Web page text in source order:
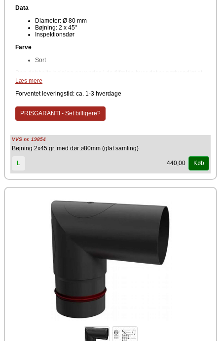
Data
Diameter: Ø 80 mm
Bøjning: 2 x 45°
Inspektionsdør
Farve
Sort
Den dobbelte bøjning anvendes i de tilfælde hvor det er nødvendigt at
ændre på retningen af skorstenen. Det kan der være flere årsager til.
særdeles enkle, rene og med et mere æstetisk design. Der er
røgrør.
Læs mere
Forventet leveringstid: ca. 1-3 hverdage
PRISGARANTI - Set billigere?
VVS nr. 19854
Bøjning 2x45 gr. med dør ø80mm (glat samling)
L 440,00 Køb